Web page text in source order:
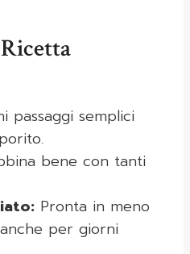
passaggi semplici
bene con tanti
Pronta in meno
per giorni